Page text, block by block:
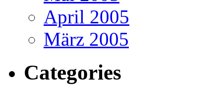
April 2005
März 2005
Categories